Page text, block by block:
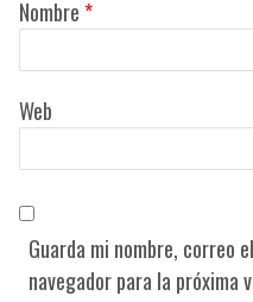
Nombre *
Web
Guarda mi nombre, correo
navegador para la próxima